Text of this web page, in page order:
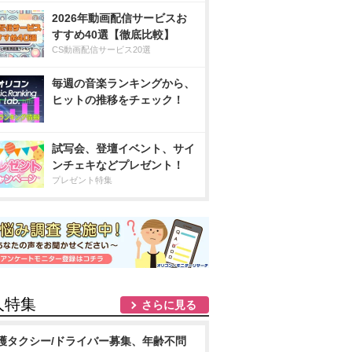
2026年動画配信サービスお
すすめ40選【徹底比較】
CS動画配信サービス20選
毎週の音楽ランキングから、
ヒットの推移をチェック！
試写会、登壇イベント、サイ
ンチェキなどプレゼント！
プレゼント特集
特集 さらに見る
タクシー/ドライバー募集、年齢不問